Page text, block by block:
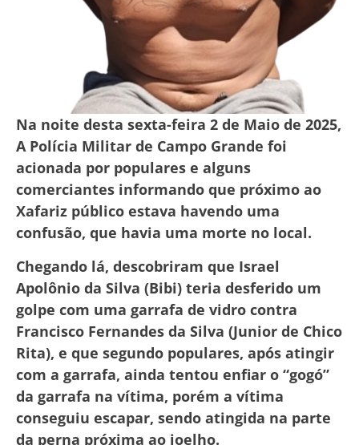
Na noite desta sexta-feira 2 de Maio de 2025,
A Polícia Militar de Campo Grande foi
acionada por populares e alguns
comerciantes informando que próximo ao
Xafariz público estava havendo uma
confusão, que havia uma morte no local.
Chegando lá, descobriram que Israel
Apolônio da Silva (Bibi) teria desferido um
golpe com uma garrafa de vidro contra
Francisco Fernandes da Silva (Junior de Chico
Rita), e que segundo populares, após atingir
com a garrafa, ainda tentou enfiar o “gogó”
da garrafa na vítima, porém a vítima
conseguiu escapar, sendo atingida na parte
da perna próxima ao joelho.